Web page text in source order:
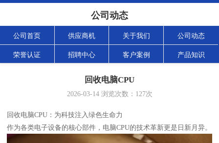
公司动态
公司首页 供应商机 关于我们 公司动态
荣誉认证 招聘中心 客户案例 产品知识
回收电脑CPU
2026-03-14浏览次数： 127次
回收电脑CPU：为科技注入绿色生命力
作为各类电子设备的核心部件，电脑CPU的技术革新更是日新月异。